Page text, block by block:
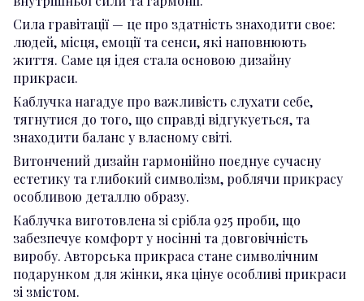
Сила гравітації — це про здатність знаходити своє:
людей, місця, емоції та сенси, які наповнюють
життя. Саме ця ідея стала основою дизайну
прикраси.
Каблучка нагадує про важливість слухати себе,
тягнутися до того, що справді відгукується, та
знаходити баланс у власному світі.
Витончений дизайн гармонійно поєднує сучасну
естетику та глибокий символізм, роблячи прикрасу
особливою деталлю образу.
Каблучка виготовлена зі срібла 925 проби, що
забезпечує комфорт у носінні та довговічність
виробу. Авторська прикраса стане символічним
подарунком для жінки, яка цінує особливі прикраси
зі змістом.